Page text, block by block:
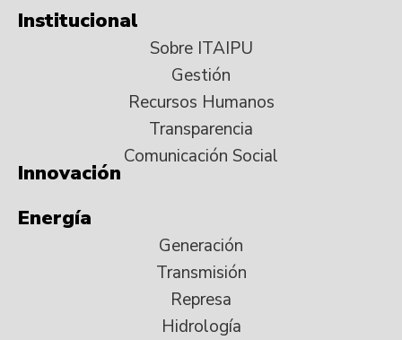
Institucional
Sobre ITAIPU
Gestión
Recursos Humanos
Transparencia
Comunicación Social
Innovación
Energía
Generación
Transmisión
Represa
Hidrología